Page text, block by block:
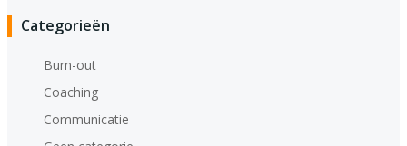
Categorieën
Burn-out
Coaching
Communicatie